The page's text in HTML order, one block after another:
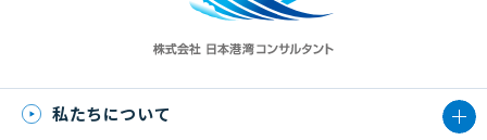
私たちについて